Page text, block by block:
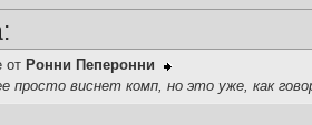
от Ронни Пеперонни
просто виснет комп, но это уже, как